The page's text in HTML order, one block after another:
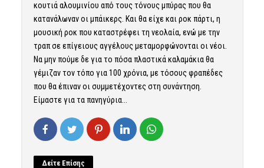
κουτιά αλουμινίου από τους τόνους μπύρας που θα
κατανάλωναν οι μπάικερς. Και θα είχε και ροκ πάρτι, η
μουσική ροκ που καταστρέφει τη νεολαία, ενώ με την
τραπ σε επίγειους αγγέλους μεταμορφώνονται οι νέοι.
Να μην πούμε δε για το πόσα πλαστικά καλαμάκια θα
γέμιζαν τον τόπο για 100 χρόνια, με τόσους φραπέδες
που θα έπιναν οι συμμετέχοντες στη συνάντηση.
Είμαστε για τα πανηγύρια…
Δείτε Επίσης